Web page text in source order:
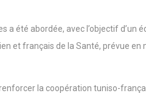
a été abordée, avec l’objectif d’un
et français de la Santé, prévue en
la coopération tuniso-